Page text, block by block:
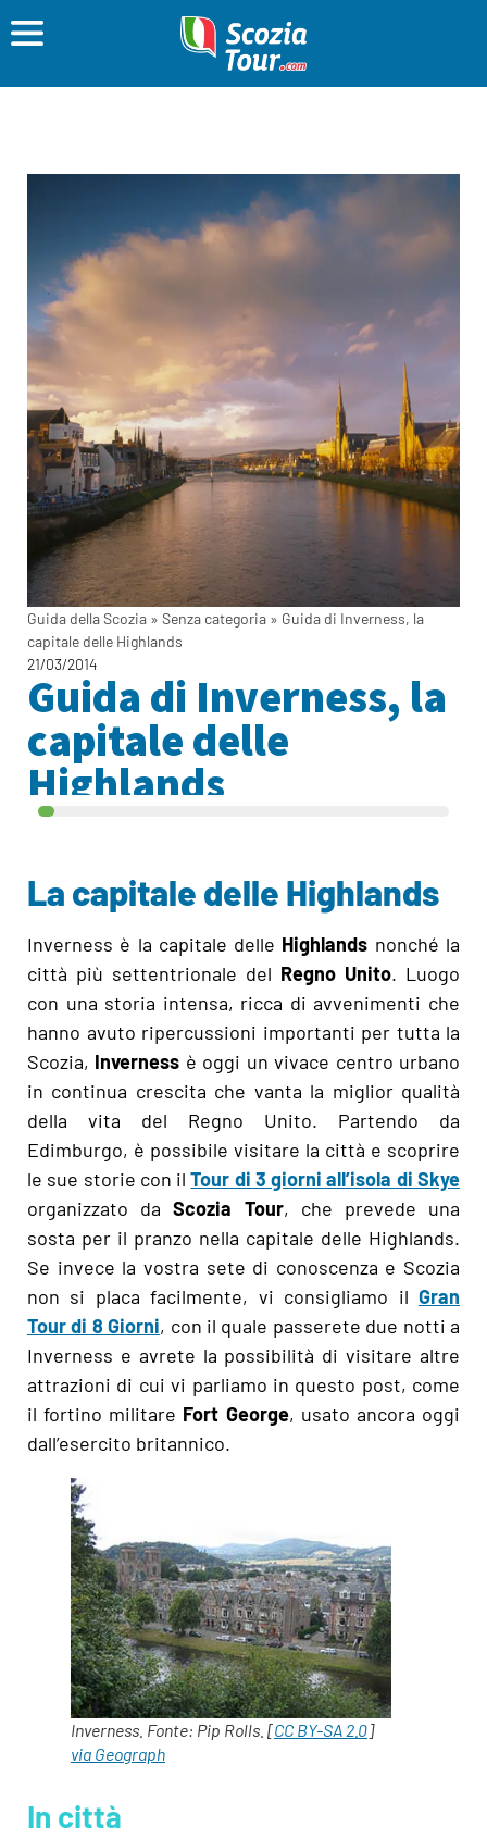
Guida della Scozia » Senza categoria » Guida di Inverness, la
capitale delle Highlands
21/03/2014
Guida di Inverness, la
capitale delle
Highlands
La capitale delle Highlands
Inverness è la capitale delle Highlands nonché la
città più settentrionale del Regno Unito. Luogo
con una storia intensa, ricca di avvenimenti che
hanno avuto ripercussioni importanti per tutta la
Scozia, Inverness è oggi un vivace centro urbano
in continua crescita che vanta la miglior qualità
della vita del Regno Unito. Partendo da
Edimburgo, è possibile visitare la città e scoprire
le sue storie con ilTour di 3 giorni all’isola di Skye
organizzato daScozia Tour, che prevede una
sosta per il pranzo nella capitale delle Highlands.
Se invece la vostra sete di conoscenza e Scozia
non si placa facilmente, vi consigliamo il Gran
Tour di 8 Giorni, con il quale passerete due notti a
Inverness e avrete la possibilità di visitare altre
attrazioni di cui vi parliamo in questo post, come
il fortino militare Fort George, usato ancora oggi
dall’esercito britannico.
Inverness. Fonte: Pip Rolls. [CC BY-SA 2.0]
via Geograph
In città